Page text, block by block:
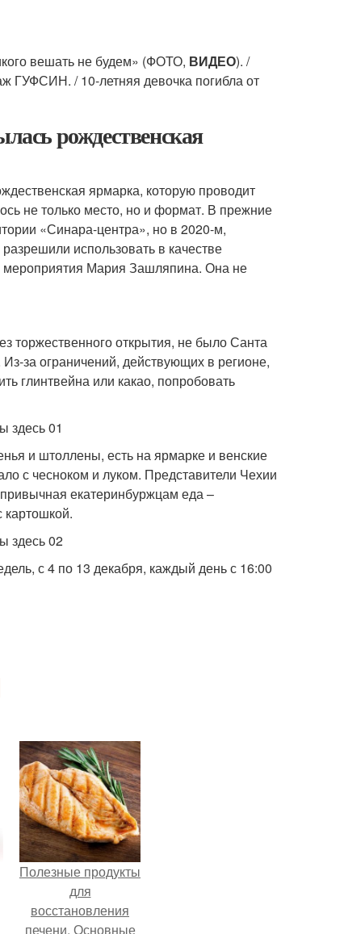
вешать не будем» (ФОТО, ВИДЕО). /
ГУФСИН. / 10-летняя девочка погибла от
рождественская
ярмарка, которую проводит
не только место, но и формат. В прежние
«Синара-центра», но в 2020-м,
использовать в качестве
мероприятия Мария Зашляпина. Она не
торжественного открытия, не было Санта
за ограничений, действующих в регионе,
глинтвейна или какао, попробовать
и штоллены, есть на ярмарке и венские
с чесноком и луком. Представители Чехии
екатеринбуржцам еда –
с 4 по 13 декабря, каждый день с 16:00
Полезные продукты
для
восстановления
печени. Основные